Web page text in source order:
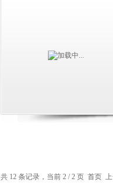
共 12 条记录，当前 2 / 2 页 首页